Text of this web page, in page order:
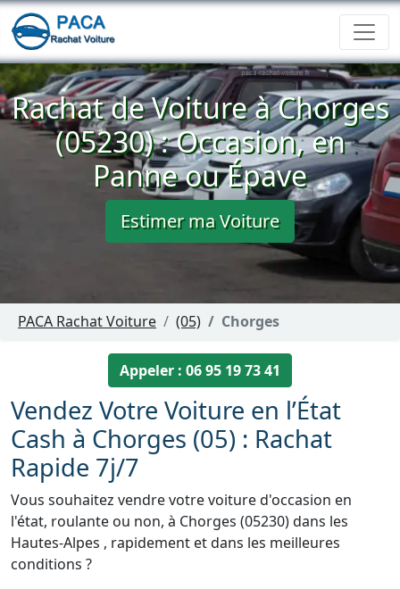
Rachat de Voiture à Chorges
(05230) : Occasion, en
Panne ou Épave
Estimer ma Voiture
PACA Rachat Voiture (05) Chorges
Appeler : 06 95 19 73 41
Vendez Votre Voiture en l’État
Cash à Chorges (05) : Rachat
Rapide 7j/7
Vous souhaitez vendre votre voiture d'occasion en
l'état, roulante ou non, à Chorges (05230) dans les
Hautes-Alpes , rapidement et dans les meilleures
conditions ?